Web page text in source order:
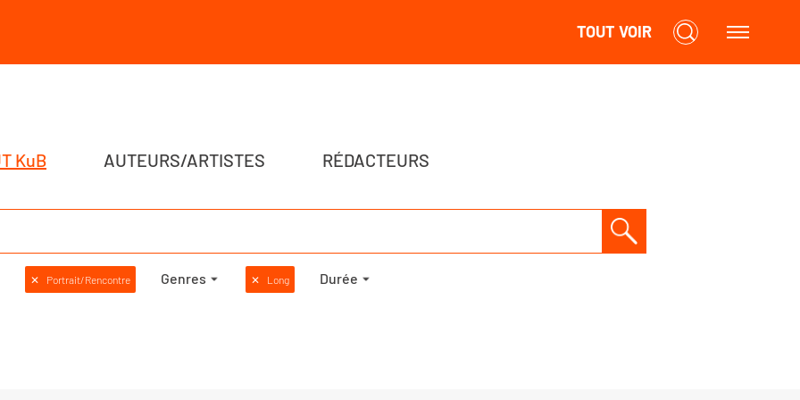
TOUT VOIR
KuB AUTEURS/ARTISTES RÉDACTEURS
✕ Portrait/Rencontre Genres ✕ Long Durée